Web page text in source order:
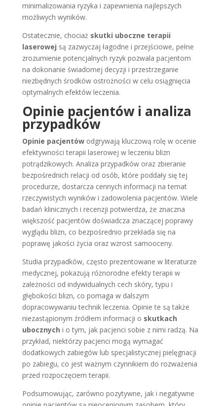
minimalizowania ryzyka i zapewnienia najlepszych
możliwych wyników.
Ostatecznie, chociaż skutki uboczne terapii
laserowej są zazwyczaj łagodne i przejściowe, pełne
zrozumienie potencjalnych ryzyk pozwala pacjentom
na dokonanie świadomej decyzji i przestrzeganie
niezbędnych środków ostrożności w celu osiągnięcia
optymalnych efektów leczenia.
Opinie pacjentów i analiza
przypadków
Opinie pacjentówodgrywają kluczową rolę w ocenie
efektywności terapii laserowej w leczeniu blizn
potrądzikowych. Analiza przypadków oraz zbieranie
bezpośrednich relacji od osób, które poddały się tej
procedurze, dostarcza cennych informacji na temat
rzeczywistych wyników i zadowolenia pacjentów. Wiele
badań klinicznych i recenzji potwierdza, że znaczna
większość pacjentów doświadcza znaczącej poprawy
wyglądu blizn, co bezpośrednio przekłada się na
poprawę jakości życia oraz wzrost samooceny.
Studia przypadków, często prezentowane w literaturze
medycznej, pokazują różnorodne efekty terapii w
zależności od indywidualnych cech skóry, typu i
głębokości blizn, co pomaga w dalszym
dopracowywaniu technik leczenia. Opinie te są także
niezastąpionym źródłem informacji o skutkach
ubocznych i o tym, jak pacjenci sobie z nimi radzą. Na
przykład, niektórzy pacjenci mogą wymagać
dodatkowych zabiegów lub specjalistycznej pielęgnacji
po zabiegu, co jest ważnym czynnikiem do rozważenia
przed rozpoczęciem terapii.
Podsumowując, zarówno pozytywne, jak i negatywne